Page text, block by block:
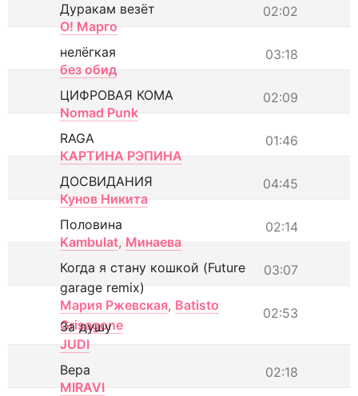
02:02
Дуракам везёт
О! Марго
03:18
нелёгкая
без обид
02:09
ЦИФРОВАЯ КОМА
Nomad Punk
01:46
RAGA
КАРТИНА РЭПИНА
04:45
ДОСВИДАНИЯ
Кунов Никита
02:14
Половина
Kambulat, Минаева
03:07
Когда я стану кошкой (Future
garage remix)
Мария Ржевская, Batisto
Grisagone
02:53
За душу
JUDI
02:18
Вера
MIRAVI